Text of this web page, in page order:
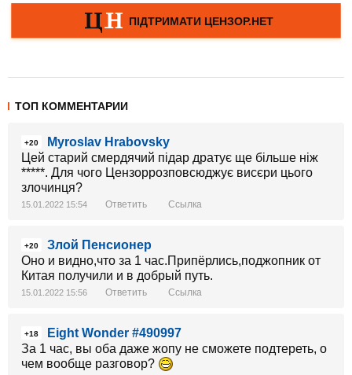
ТОП КОММЕНТАРИИ
+20
Myroslav Hrabovsky
Цей старий смердячий підар дратує ще більше ніж
*****. Для чого Цензоррозповсюджує висєри цього
злочинця?
15.01.2022 15:54 Ответить Ссылка
+20
Злой Пенсионер
Оно и видно,что за 1 час.Припёрлись,поджопник от
Китая получили и в добрый путь.
15.01.2022 15:56 Ответить Ссылка
+18
Eight Wonder #490997
За 1 час, вы оба даже жопу не сможете подтереть, о
чем вообще разговор?